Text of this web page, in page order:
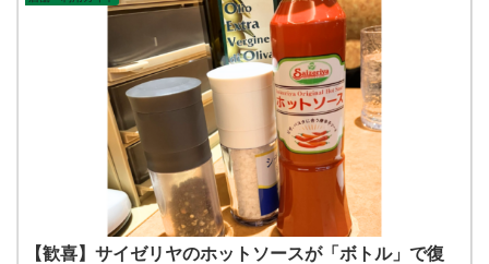
【歓喜】サイゼリヤのホットソースが「ボトル」で復